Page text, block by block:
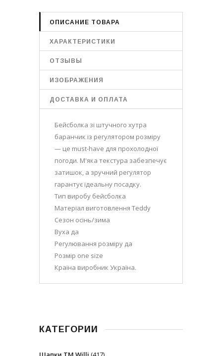
ОПИСАНИЕ ТОВАРА
ХАРАКТЕРИСТИКИ
ОТЗЫВЫ
ИЗОБРАЖЕНИЯ
ДОСТАВКА И ОПЛАТА
Бейсболка зі штучного хутра
баранчик із регулятором розміру
— це must-have для прохолодної
погоди. М'яка текстура забезпечує
затишок, а зручний регулятор
гарантує ідеальну посадку.
Тип виробу бейсболка
Матеріал виготовлення Teddy
Сезон осінь/зима
Вуха да
Регулювання розміру да
Розмір one size
Країна виробник Україна.
КАТЕГОРИИ